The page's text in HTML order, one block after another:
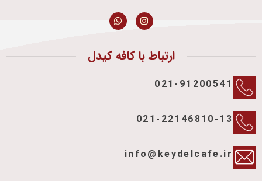
ارتباط با کافه کیدل
021-91200541
021-22146810-13
info@keydelcafe.ir